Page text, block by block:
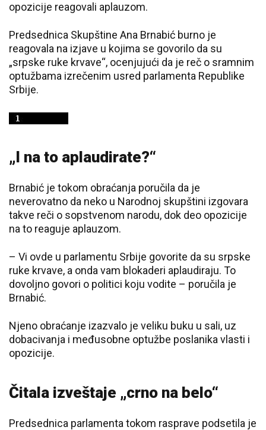
opozicije reagovali aplauzom.
Predsednica Skupštine Ana Brnabić burno je
reagovala na izjave u kojima se govorilo da su
„srpske ruke krvave“, ocenjujući da je reč o sramnim
optužbama izrečenim usred parlamenta Republike
Srbije.
„I na to aplaudirate?“
Brnabić je tokom obraćanja poručila da je
neverovatno da neko u Narodnoj skupštini izgovara
takve reči o sopstvenom narodu, dok deo opozicije
na to reaguje aplauzom.
– Vi ovde u parlamentu Srbije govorite da su srpske
ruke krvave, a onda vam blokaderi aplaudiraju. To
dovoljno govori o politici koju vodite – poručila je
Brnabić.
Njeno obraćanje izazvalo je veliku buku u sali, uz
dobacivanja i međusobne optužbe poslanika vlasti i
opozicije.
Čitala izveštaje „crno na belo“
Predsednica parlamenta tokom rasprave podsetila je